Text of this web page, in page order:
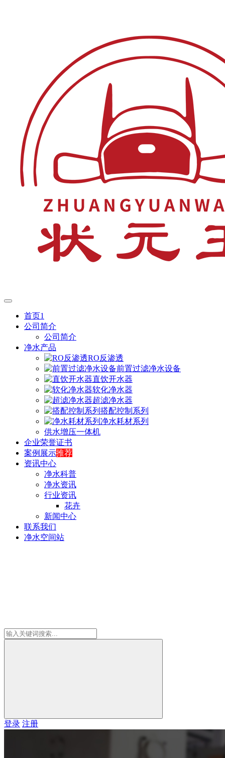
首页1
公司简介
公司简介
净水产品
RO反渗透
前置过滤净水设备
直饮开水器
软化净水器
超滤净水器
搭配控制系列
净水耗材系列
供水增压一体机
企业荣誉证书
案例展示推荐
资讯中心
净水科普
净水资讯
行业资讯
花卉
新闻中心
联系我们
净水空间站
登录 注册